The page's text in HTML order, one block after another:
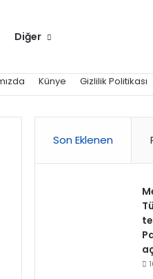
Diğer
Künye Gizlilik Politikası
Son Eklenen